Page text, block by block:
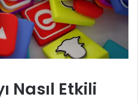
Nasıl Etkili